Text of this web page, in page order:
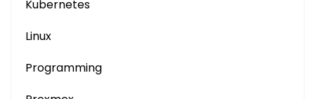
Kubernetes
Linux
Programming